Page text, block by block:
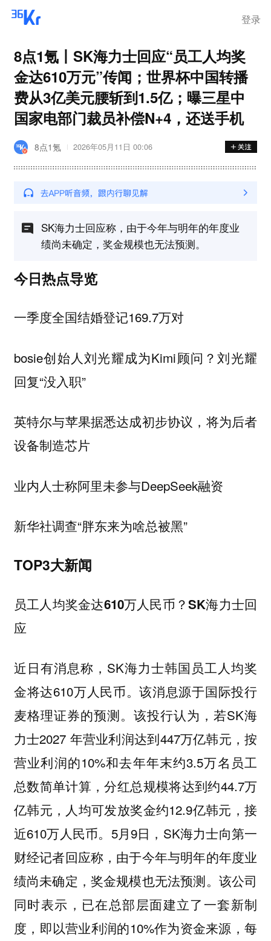
登录
8点1氪丨SK海力士回应“员工人均奖
金达610万元”传闻；世界杯中国转播
费从3亿美元腰斩到1.5亿；曝三星中
国家电部门裁员补偿N+4，还送手机
8点1氪 2026年05月11日 00:06
SK海力士回应称，由于今年与明年的年度业
绩尚未确定，奖金规模也无法预测。
今日热点导览
一季度全国结婚登记169.7万对
bosie创始人刘光耀成为Kimi顾问？刘光耀
回复“没入职”
英特尔与苹果据悉达成初步协议，将为后者
设备制造芯片
业内人士称阿里未参与DeepSeek融资
新华社调查“胖东来为啥总被黑”
TOP3大新闻
员工人均奖金达610万人民币？SK海力士回
应
近日有消息称，SK海力士韩国员工人均奖
金将达610万人民币。该消息源于国际投行
麦格理证券的预测。该投行认为，若SK海
力士2027 年营业利润达到447万亿韩元，按
营业利润的10%和去年年末约3.5万名员工
总数简单计算，分红总规模将达到约44.7万
亿韩元，人均可发放奖金约12.9亿韩元，接
近610万人民币。5月9日，SK海力士向第一
财经记者回应称，由于今年与明年的年度业
绩尚未确定，奖金规模也无法预测。该公司
同时表示，已在总部层面建立了一套新制
度，即以营业利润的10%作为资金来源，每